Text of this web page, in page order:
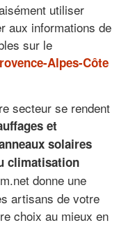
utiliser
aux informations de
sur le
Alpes-Côte
secteur se rendent
et
solaires
climatisation
donne une
artisans de votre
choix au mieux en